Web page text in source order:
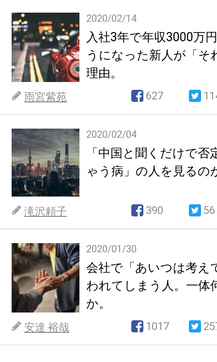
2020/02/14
入社3年で年収3000万
うになった新人が「そ
理由。
雨宮紫苑 627
2020/02/04
「中国と聞くだけで
ゃう病」の人を見るの
滝沢頼子 390 56
2020/01/30
会社で「あいつは考え
われてしまう人。一体
か。
安達 裕哉 1017